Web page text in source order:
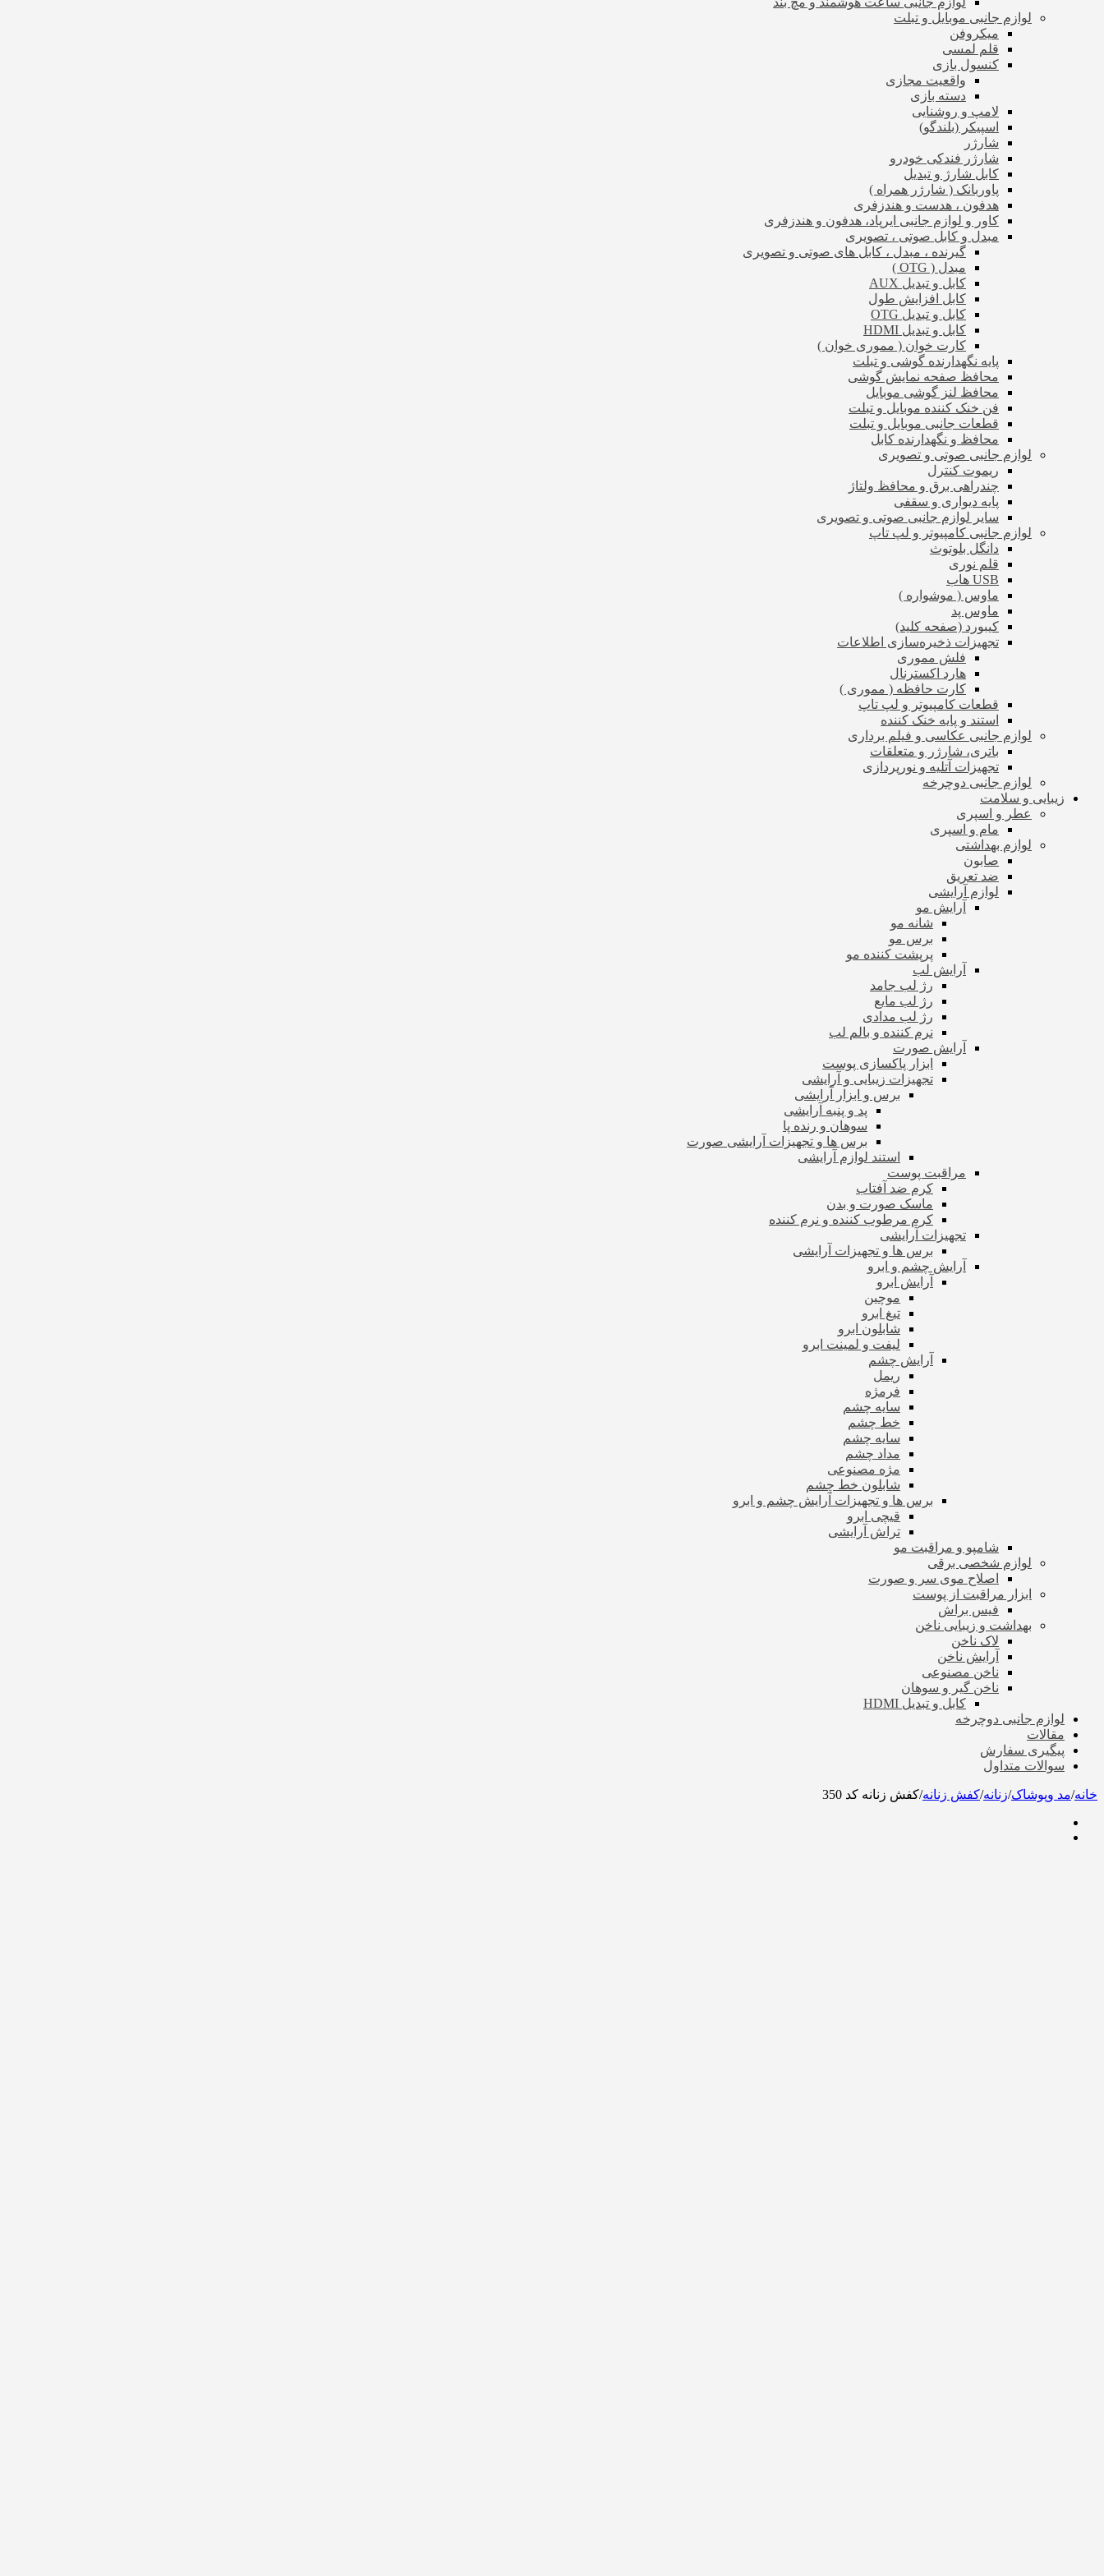
لوازم جانبی موبایل و تبلت
میکروفن
قلم لمسی
کنسول بازی
واقعیت مجازی
دسته بازی
لامپ و روشنایی
اسپیکر (بلندگو)
شارژر
شارژر فندکی خودرو
کابل شارژ و تبدیل
پاوربانک ( شارژر همراه )
هدفون ، هدست و هندزفری
کاور و لوازم جانبی ایرپاد، هدفون و هندزفری
مبدل و کابل صوتی ، تصویری
گیرنده ، مبدل ، کابل های صوتی و تصویری
مبدل ( OTG )
کابل و تبدیل AUX
کابل افزایش طول
کابل و تبدیل OTG
کابل و تبدیل HDMI
کارت خوان ( مموری خوان )
پایه نگهدارنده گوشی و تبلت
محافظ صفحه نمایش گوشی
محافظ لنز گوشی موبایل
فن خنک کننده موبایل و تبلت
قطعات جانبی موبایل و تبلت
محافظ و نگهدارنده کابل
لوازم جانبی صوتی و تصویری
ریموت کنترل
چندراهی برق و محافظ ولتاژ
پایه دیواری و سقفی
سایر لوازم جانبی صوتی و تصویری
لوازم جانبی کامپیوتر و لپ تاپ
دانگل بلوتوث
قلم نوری
USB هاب
ماوس ( موشواره )
ماوس پد
کیبورد (صفحه کلید)
تجهیزات ذخیره‌سازی اطلاعات
فلش مموری
هارد اکسترنال
کارت حافظه ( مموری )
قطعات کامپیوتر و لپ تاپ
استند و پایه خنک کننده
لوازم جانبی عکاسی و فیلم برداری
باتری، شارژر و متعلقات
تجهیزات آتلیه و نورپردازی
لوازم جانبی دوچرخه
زیبایی و سلامت
عطر و اسپری
مام و اسپری
لوازم بهداشتی
صابون
ضد تعریق
لوازم آرایشی
آرایش مو
شانه مو
برس مو
پرپشت کننده مو
آرایش لب
رژ لب جامد
رژ لب مایع
رژ لب مدادی
نرم کننده و بالم لب
آرایش صورت
ابزار پاکسازی پوست
تجهیزات زیبایی و آرایشی
برس و ابزار آرایشی
پد و پنبه آرایشی
سوهان و رنده پا
برس ها و تجهیزات آرایشی صورت
استند لوازم آرایشی
مراقبت پوست
کرم ضد آفتاب
ماسک صورت و بدن
کرم مرطوب کننده و نرم کننده
تجهیزات آرایشی
برس ها و تجهیزات آرایشی
آرایش چشم و ابرو
آرایش ابرو
موچین
تیغ ابرو
شابلون ابرو
لیفت و لمینت ابرو
آرایش چشم
ریمل
فرمژه
سایه چشم
خط چشم
سایه چشم
مداد چشم
مژه مصنوعی
شابلون خط چشم
برس ها و تجهیزات آرایش چشم و ابرو
قیچی ابرو
تراش آرایشی
شامپو و مراقبت مو
لوازم شخصی برقی
اصلاح موی سر و صورت
ابزار مراقبت از پوست
فیس براش
بهداشت و زیبایی ناخن
لاک ناخن
آرایش ناخن
ناخن مصنوعی
ناخن گیر و سوهان
کابل و تبدیل HDMI
لوازم جانبی دوچرخه
مقالات
پیگیری سفارش
سوالات متداول
خانه/مد وپوشاک/زنانه/کفش زنانه/کفش زنانه کد 350